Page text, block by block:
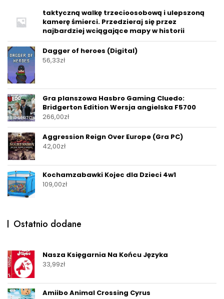
taktyczną walkę trzecioosobową i ulepszoną
kamerę śmierci. Przedzieraj się przez
najbardziej wciągające mapy w historii
Dagger of heroes (Digital)
56,33zł
Gra planszowa Hasbro Gaming Cluedo:
Bridgerton Edition Wersja angielska F5700
266,00zł
Aggression Reign Over Europe (Gra PC)
42,00zł
Kochamzabawki Kojec dla Dzieci 4w1
109,00zł
Ostatnio dodane
Nasza Księgarnia Na Końcu Języka
33,99zł
Amiibo Animal Crossing Cyrus